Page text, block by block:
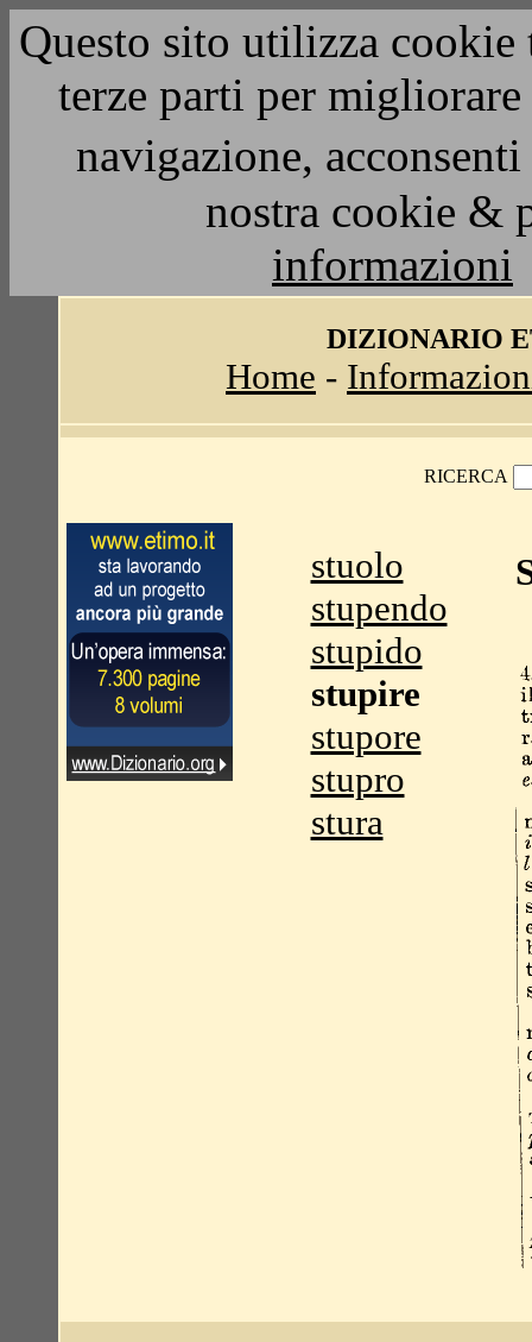
Questo sito utilizza
terze parti per
navigazione,
nostra cookie &
informazioni
DIZIONARIO
Home -
RICERCA
stuolo
stupendo
stupido
stupire
stupore
stupro
stura